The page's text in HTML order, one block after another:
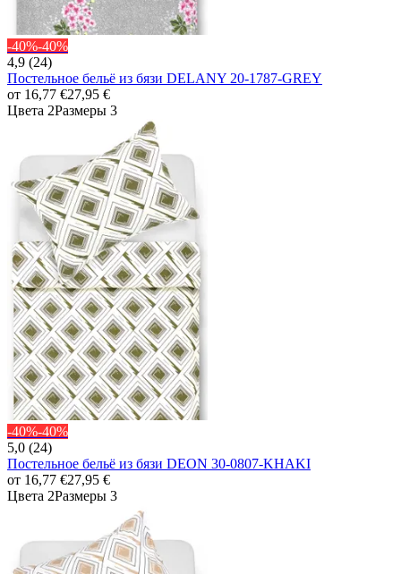
-40%-40%
4,9 (24)
Постельное бельё из бязи DELANY 20-1787-GREY
от 16,77 €27,95 €
Цвета 2Размеры 3
-40%-40%
5,0 (24)
Постельное бельё из бязи DEON 30-0807-KHAKI
от 16,77 €27,95 €
Цвета 2Размеры 3